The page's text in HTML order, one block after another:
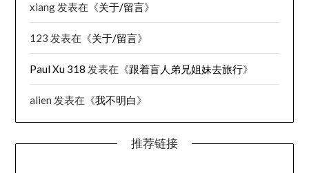
xiang 发表在《关于/留言》
123 发表在《关于/留言》
Paul Xu 318 发表在《跟着盲人弟兄姐妹去旅行》
alien 发表在《我不明白》
推荐链接